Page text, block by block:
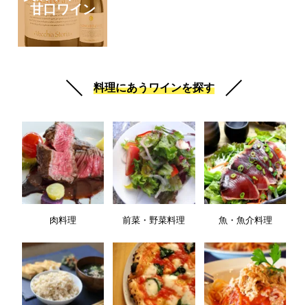
甘口ワイン
料理にあうワインを探す
肉料理 前菜・野菜料理 魚・魚介料理